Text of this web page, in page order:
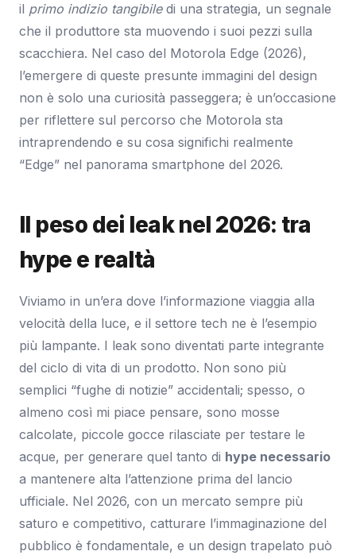
il primo indizio tangibiledi una strategia, un segnale
che il produttore sta muovendo i suoi pezzi sulla
scacchiera. Nel caso del Motorola Edge (2026),
l’emergere di queste presunte immagini del design
non è solo una curiosità passeggera; è un’occasione
per riflettere sul percorso che Motorola sta
intraprendendo e su cosa significhi realmente
“Edge” nel panorama smartphone del 2026.
Il peso dei leak nel 2026: tra
hype e realtà
Viviamo in un’era dove l’informazione viaggia alla
velocità della luce, e il settore tech ne è l’esempio
più lampante. I leak sono diventati parte integrante
del ciclo di vita di un prodotto. Non sono più
semplici “fughe di notizie” accidentali; spesso, o
almeno così mi piace pensare, sono mosse
calcolate, piccole gocce rilasciate per testare le
acque, per generare quel tanto di hype necessario
a mantenere alta l’attenzione prima del lancio
ufficiale. Nel 2026, con un mercato sempre più
saturo e competitivo, catturare l’immaginazione del
pubblico è fondamentale, e un design trapelato può